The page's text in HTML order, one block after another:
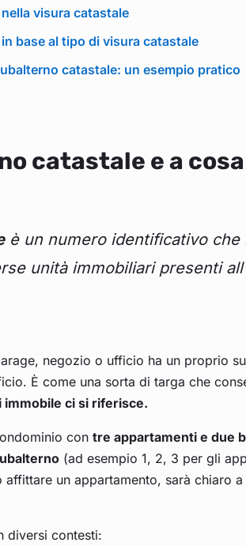
visura catastale
base al tipo di visura catastale
catastale: un esempio pratico
catastale e a
è un numero identificativo che
unità immobiliari presenti
negozio o ufficio ha un proprio
È come una sorta di targa che
immobile ci si riferisce.
con tre appartamenti e due
(ad esempio 1, 2, 3 per gli
un appartamento, sarà chiaro
diversi contesti: